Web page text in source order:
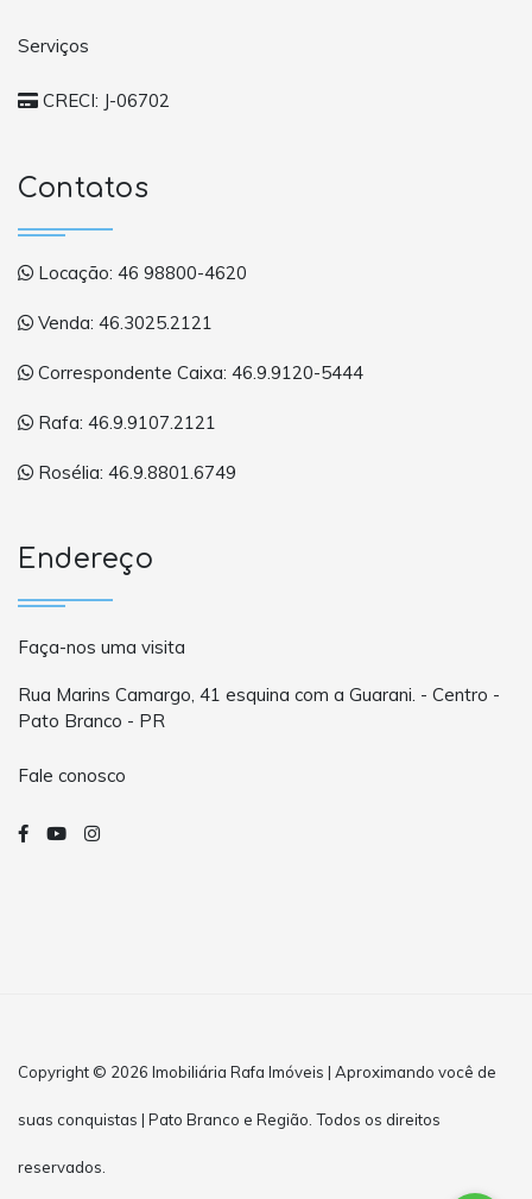
Serviços
CRECI: J-06702
Contatos
Locação: 46 98800-4620
Venda: 46.3025.2121
Correspondente Caixa: 46.9.9120-5444
Rafa: 46.9.9107.2121
Rosélia: 46.9.8801.6749
Endereço
Faça-nos uma visita
Rua Marins Camargo, 41 esquina com a Guarani. - Centro -
Pato Branco - PR
Fale conosco
Copyright © 2026 Imobiliária Rafa Imóveis | Aproximando você de
suas conquistas | Pato Branco e Região. Todos os direitos
reservados.